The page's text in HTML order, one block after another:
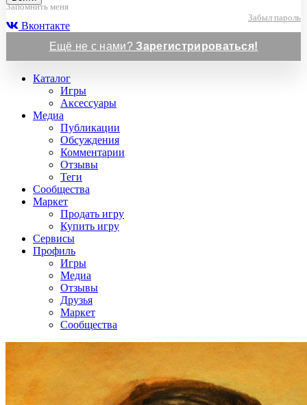
Запомнить меня
Забыл пароль
Вконтакте
Ещё не с нами?Зарегистрироваться!
Каталог
Игры
Аксессуары
Медиа
Публикации
Обсуждения
Комментарии
Отзывы
Теги
Сообщества
Маркет
Продать игру
Купить игру
Сервисы
Профиль
Игры
Медиа
Отзывы
Друзья
Маркет
Сообщества